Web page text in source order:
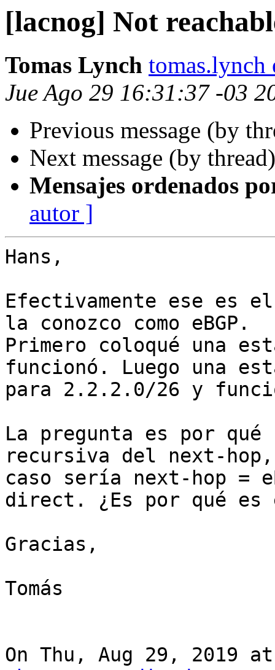
[lacnog] Not
Tomas Lynch tomas.lynch
Jue Ago 29 16:31:37 -03
Previous message (by
Next message (by
Mensajes ordenados
autor ]
Hans,
Efectivamente ese es
la conozco como eBGP.
Primero coloqué una
funcionó. Luego una
para 2.2.2.0/26 y
La pregunta es por qué
recursiva del next-
caso sería next-hop =
direct. ¿Es por qué es
Gracias,
Tomás
On Thu, Aug 29, 2019